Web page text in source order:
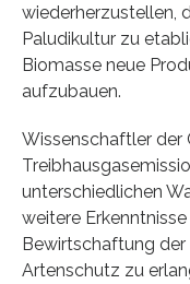
wiederherzustellen,
Paludikultur zu
Biomasse neue
aufzubauen.
Wissenschaftler der
unterschiedlichen
weitere
Bewirtschaftung
Artenschutz zu